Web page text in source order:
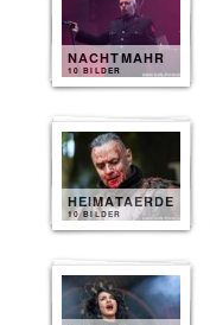
NACHTMAHR
10 BILDER
HEIMATAERDE
10 BILDER